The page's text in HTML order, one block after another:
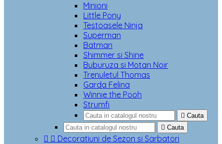
Minioni
Little Pony
Testoasele Ninja
Superman
Batman
Shimmer si Shine
Buburuza si Motan Noir
Trenuletul Thomas
Garda Felina
Winnie the Pooh
Strumfi
 Cauta
 Cauta
  Decoratiuni de Sezon si Sarbatori